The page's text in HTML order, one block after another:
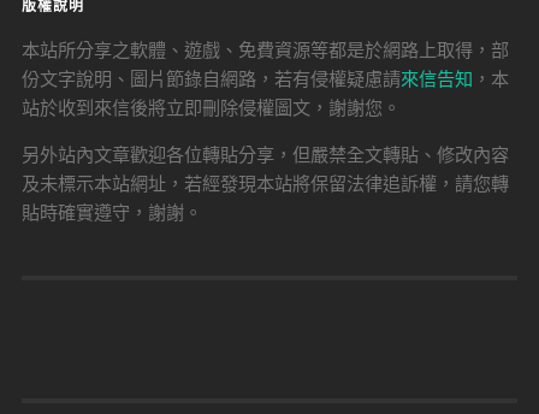
版權說明
本站所分享之軟體、遊戲、免費資源等都是於網路上取得，部
份文字說明、圖片節錄自網路，若有侵權疑慮請來信告知 ，本
站於收到來信後將立即刪除侵權圖文，謝謝您。
另外站內文章歡迎各位轉貼分享，但嚴禁全文轉貼、修改內容
及未標示本站網址，若經發現本站將保留法律追訴權，請您轉
貼時確實遵守，謝謝。